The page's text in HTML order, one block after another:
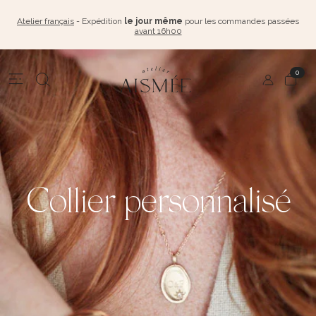
Atelier français - Expédition le jour même pour les commandes passées
avant 16h00
0
Collier personnalisé